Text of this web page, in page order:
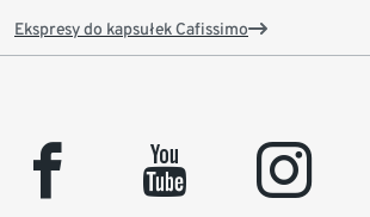
Ekspresy do kapsułek Cafissimo
facebook youtube instagram